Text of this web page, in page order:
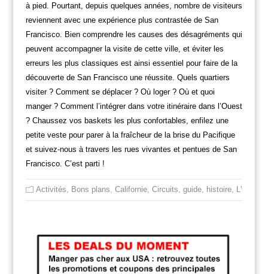
à pied. Pourtant, depuis quelques années, nombre de visiteurs
reviennent avec une expérience plus contrastée de San
Francisco. Bien comprendre les causes des désagréments qui
peuvent accompagner la visite de cette ville, et éviter les
erreurs les plus classiques est ainsi essentiel pour faire de la
découverte de San Francisco une réussite. Quels quartiers
visiter ? Comment se déplacer ? Où loger ? Où et quoi
manger ? Comment l’intégrer dans votre itinéraire dans l’Ouest
? Chaussez vos baskets les plus confortables, enfilez une
petite veste pour parer à la fraîcheur de la brise du Pacifique
et suivez-nous à travers les rues vivantes et pentues de San
Francisco. C’est parti !
Activités Bons plans Californie, Circuits guide, histoire, L'Ouest